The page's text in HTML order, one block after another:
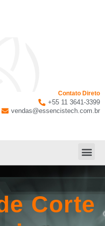
Contato Direto
+55 11 3641-3399
vendas@essencistech.com.br
Corte